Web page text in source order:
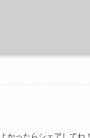
よかったらシェアしてね！